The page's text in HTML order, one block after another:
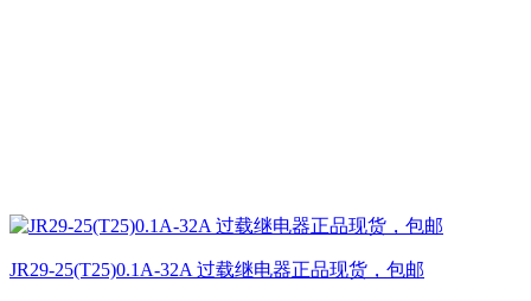
JR29-25(T25)0.1A-32A 过载继电器正品现货，包邮